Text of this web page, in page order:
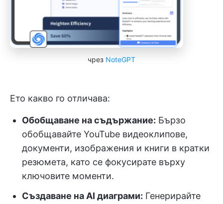
чрез NoteGPT
Ето какво го отличава:
Обобщаване на съдържание: Бързо
обобщавайте YouTube видеоклипове,
документи, изображения и книги в кратки
резюмета, като се фокусирате върху
ключовите моменти.
Създаване на AI диаграми: Генерирайте